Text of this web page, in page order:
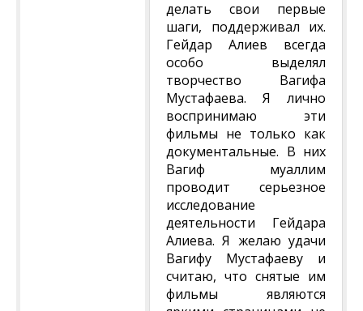
делать свои первые
шаги, поддерживал их.
Гейдар Алиев всегда
особо выделял
творчество Вагифа
Мустафаева. Я лично
воспринимаю эти
фильмы не только как
документальные. В них
Вагиф муаллим
проводит серьезное
исследование
деятельности Гейдара
Алиева. Я желаю удачи
Вагифу Мустафаеву и
считаю, что снятые им
фильмы являются